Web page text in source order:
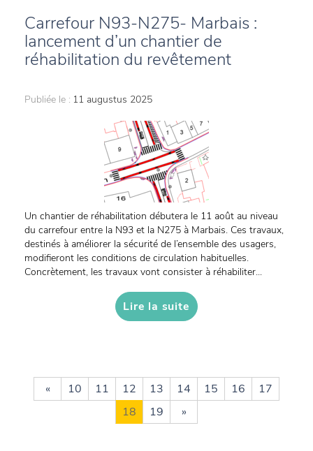
Carrefour N93-N275- Marbais :
lancement d’un chantier de
réhabilitation du revêtement
Publiée le : 11 augustus 2025
Un chantier de réhabilitation débutera le 11 août au niveau
du carrefour entre la N93 et la N275 à Marbais. Ces travaux,
destinés à améliorer la sécurité de l’ensemble des usagers,
modifieront les conditions de circulation habituelles.
Concrètement, les travaux vont consister à réhabiliter...
Lire la suite
« 10 11 12 13 14 15 16
17
18
19 »